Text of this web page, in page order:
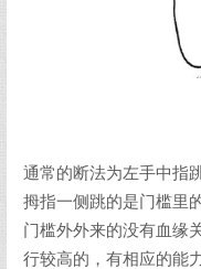
通常的断法为左手中指
拇指一侧跳的是门槛里
门槛外外来的没有血缘
行较高的，有相应的能